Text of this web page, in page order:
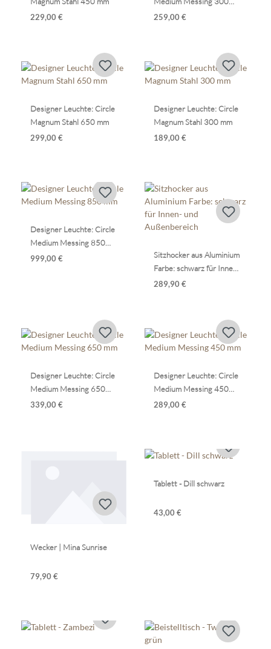
229,00 €
mm
259,00 €
Designer Leuchte: Circle
Magnum Stahl 650 mm
299,00 €
Designer Leuchte: Circle
Magnum Stahl 300 mm
189,00 €
Designer Leuchte: Circle
Medium Messing 850
mm
999,00 €
Sitzhocker aus Aluminium
Farbe: schwarz für Innen-
und Außenbereich
289,90 €
Designer Leuchte: Circle
Medium Messing 650
mm
339,00 €
Designer Leuchte: Circle
Medium Messing 450
mm
289,00 €
Wecker | Mina Sunrise
79,90 €
Tablett - Dill schwarz
43,00 €